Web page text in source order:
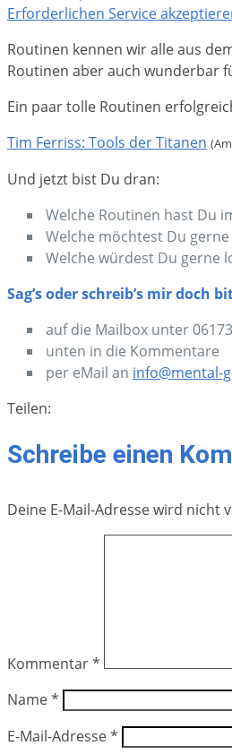
Erforderlichen Service
Routinen kennen wir alle aus
Routinen aber auch wunderbar
Ein paar tolle Routinen
Tim Ferriss: Tools der Titanen
Und jetzt bist Du dran:
Welche Routinen hast Du
Welche möchtest Du
Welche würdest Du gerne
Sag’s oder schreib’s mir doch
auf die Mailbox unter
unten in die Kommentare
per eMail an info@mental-
Teilen:
Schreibe einen
Deine E-Mail-Adresse wird nicht
Kommentar*
Name*
E-Mail-Adresse*